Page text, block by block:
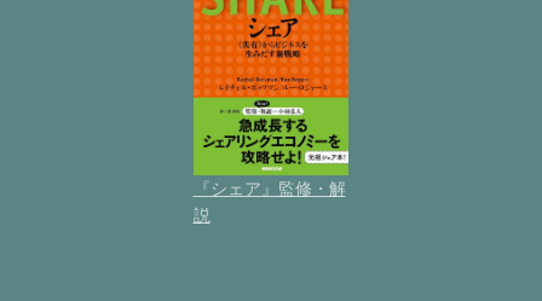
『シェア』監修・解
説